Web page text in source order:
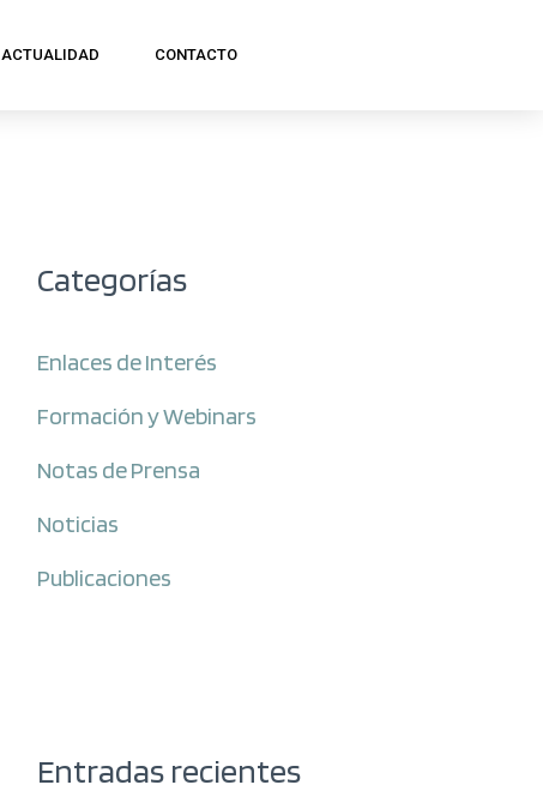
ACTUALIDAD CONTACTO
Categorías
Enlaces de Interés
Formación y Webinars
Notas de Prensa
Noticias
Publicaciones
Entradas recientes